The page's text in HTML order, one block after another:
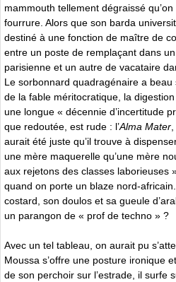
mammouth tellement dégraissé
fourrure. Alors que son barda
destiné à une fonction de maître de
entre un poste de remplaçant dans
parisienne et un autre de vacataire
Le sorbonnard quadragénaire a
de la fable méritocratique, la
une longue « décennie d’incertitude
que redoutée, est rude : l’Alma Mater
aurait été juste qu’il trouve à
une mère maquerelle qu’une mère
aux rejetons des classes laborieuses
quand on porte un blaze nord-
costard, son doulos et sa gueule
un parangon de « prof de techno » ?
Avec un tel tableau, on aurait pu
Moussa s’offre une posture ironique
de son perchoir sur l’estrade, il surfe